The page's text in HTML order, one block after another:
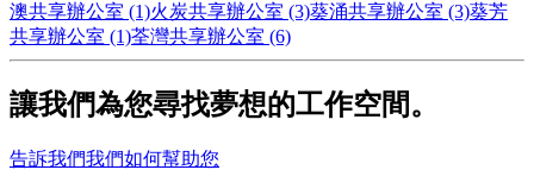
澳共享辦公室 (1)火炭共享辦公室 (3)葵涌共享辦公室 (3)葵芳
共享辦公室 (1)荃灣共享辦公室 (6)
讓我們為您尋找夢想的工作空間。
告訴我們我們如何幫助您